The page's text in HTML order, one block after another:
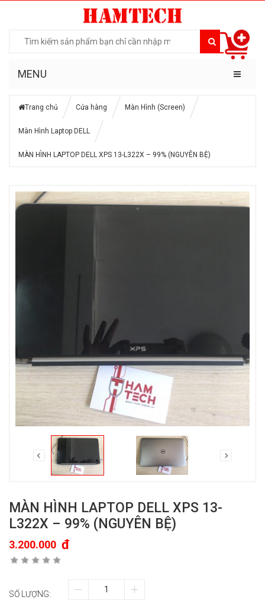
MENU
Trang chủ Cửa hàng Màn Hình (Screen)
Màn Hình Laptop DELL
MÀN HÌNH LAPTOP DELL XPS 13-L322X – 99% (NGUYÊN BỆ)
MÀN HÌNH LAPTOP DELL XPS 13-
L322X – 99% (NGUYÊN BỆ)
3.200.000 đ
SỐ LƯỢNG: